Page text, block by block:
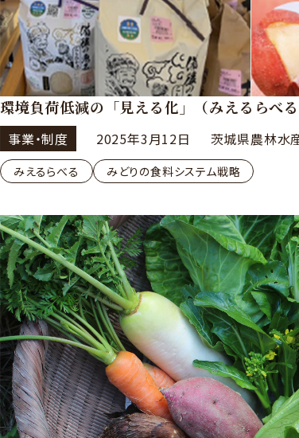
環境負荷低減の「見える化」（みえるらべ
事業・制度 2025年3月12日 茨城県農林水
みえるらべる みどりの食料システム戦略